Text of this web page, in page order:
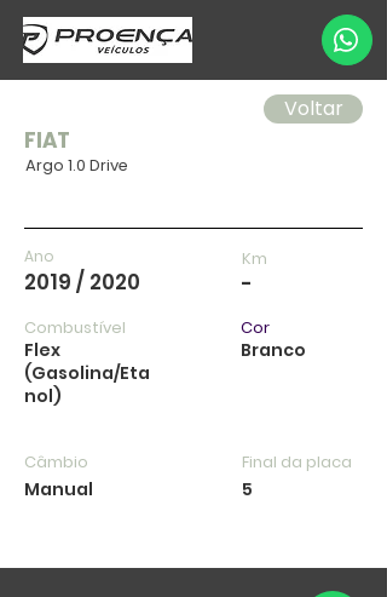
Voltar
FIAT
Argo 1.0 Drive
Ano
2019 / 2020
Combustível
Flex
(Gasolina/Eta
nol)
Câmbio
Manual
Km
-
Cor
Branco
Final da placa
5